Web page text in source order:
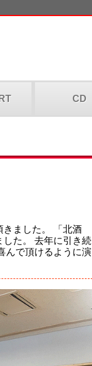
CD
ました。 「北酒
た。 去年に引き続
んで頂けるように演